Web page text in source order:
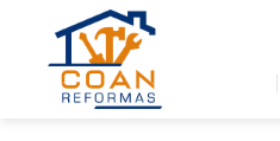
contenido